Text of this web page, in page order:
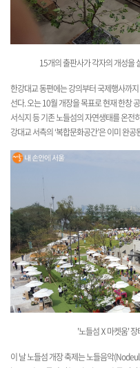
15개의 출판사가 각자의 개성을
한강대교 동편에는 강의부터 국제행사까
선다. 오는 10월 개장을 목표로 현재 한창
서식지 등 기존 노들섬의 자연생태를 온전
강대교 서측의 ‘복합문화공간’은 이미 완
'노들섬Ⅹ마켓움'장
이 날 노들섬 개장 축제는 노들음악